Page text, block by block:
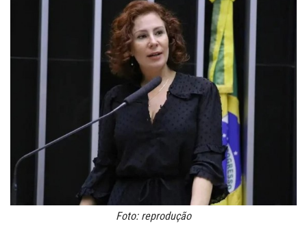
Foto: reprodução